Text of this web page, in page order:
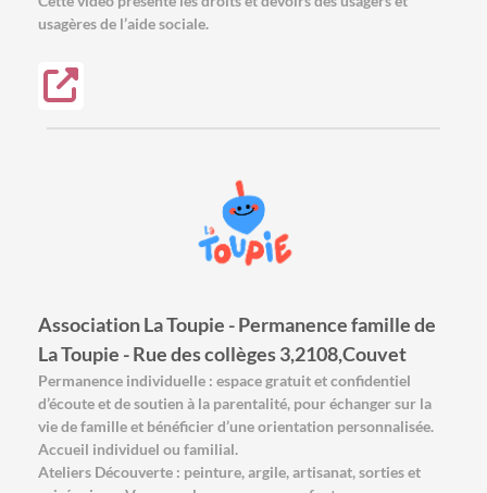
usagères de l’aide sociale.
Association La Toupie - Permanence famille de
La Toupie - Rue des collèges 3,2108,Couvet
Permanence individuelle : espace gratuit et confidentiel
d’écoute et de soutien à la parentalité, pour échanger sur la
vie de famille et bénéficier d’une orientation personnalisée.
Accueil individuel ou familial.
Ateliers Découverte : peinture, argile, artisanat, sorties et